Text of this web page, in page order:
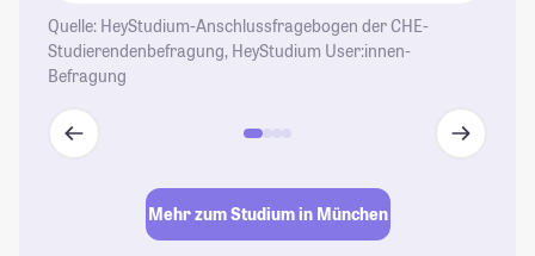
Quelle: HeyStudium-Anschlussfragebogen der CHE-
Studierendenbefragung, HeyStudium User:innen-
Befragung
Mehr zum Studium in München